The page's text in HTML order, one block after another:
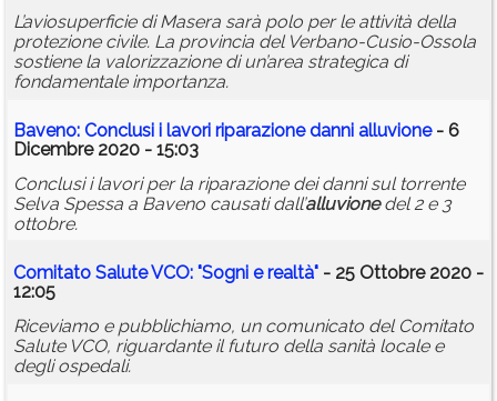
L’aviosuperficie di Masera sarà polo per le attività della
protezione civile. La provincia del Verbano-Cusio-Ossola
sostiene la valorizzazione di un’area strategica di
fondamentale importanza.
Baveno: Conclusi i lavori riparazione danni alluvione- 6
Dicembre 2020 - 15:03
Conclusi i lavori per la riparazione dei danni sul torrente
Selva Spessa a Baveno causati dall’alluvionedel 2 e 3
ottobre.
Comitato Salute VCO: "Sogni e realtà" - 25 Ottobre 2020 -
12:05
Riceviamo e pubblichiamo, un comunicato del Comitato
Salute VCO, riguardante il futuro della sanità locale e
degli ospedali.